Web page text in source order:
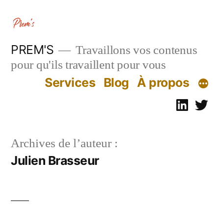
contenu
PREM'S
Travaillons vos contenus
pour qu'ils travaillent pour vous
Services Blog À propos
Archives de l’auteur :
Julien Brasseur